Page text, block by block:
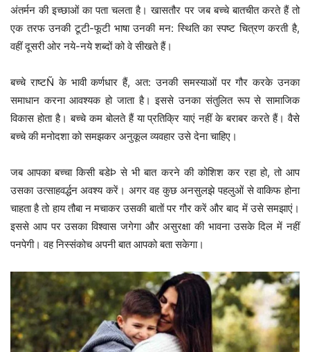
अंतर्मन की इच्छाओं का पता चलता है। खासतौर पर जब बच्चे बातचीत करते हैं तो
एक तरफ उनकी टूटी-फूटी भाषा उनकी मन: स्थिति का स्पष्ट चित्रण करती है,
वहीं दूसरी ओर नये-नये शब्दों को वे सीखते हैं।
बच्चे राष्टÑ के भावी कर्णधार हैं, अत: उनकी समस्याओं पर गौर करके उनका
समाधान करना आवश्यक हो जाता है। इससे उनका संतुलित रूप से सामाजिक
विकास होता है। बच्चे कम बोलते हैं या प्रतिक्रि याएं नहीं के बराबर करते हैं। वैसे
बच्चे की मनोदशा को समझकर अनुकूल व्यवहार उसे देना चाहिए।
जब आपका बच्चा किसी बडेÞ से भी बात करने की कोशिश कर रहा हो, तो आप
उसका उत्साहवर्द्धन अवश्य करें। अगर वह कुछ अनसुलझे पहलुओं से वाकिफ होना
चाहता है तो हाय तौबा न मचाकर उसकी बातों पर गौर करें और बाद में उसे समझाएं।
इससे आप पर उसका विश्वास जगेगा और असुरक्षा की भावना उसके दिल में नहीं
पनपेगी। वह निस्संकोच अपनी बात आपको बता सकेगा।